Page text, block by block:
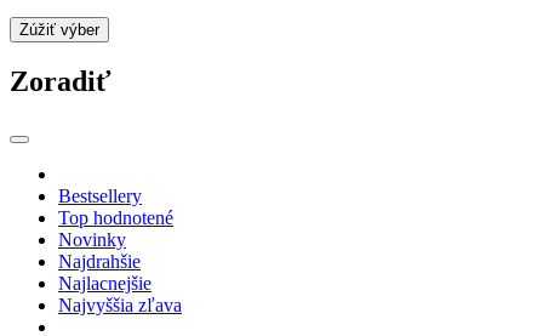
Zúžiť výber
Zoradiť
Bestsellery
Top hodnotené
Novinky
Najdrahšie
Najlacnejšie
Najvyššia zľava